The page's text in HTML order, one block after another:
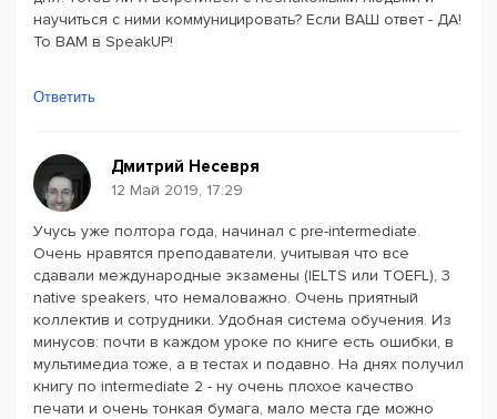
научиться с ними коммуницировать? Если ВАШ ответ - ДА!
То ВАМ в SpeakUP!
Ответить
Дмитрий Несевря
12 Май 2019, 17:29
Учусь уже полтора года, начинал с pre-intermediate.
Очень нравятся преподаватели, учитывая что все
сдавали международные экзамены (IELTS или TOEFL), 3
native speakers, что немаловажно. Очень приятный
коллектив и сотрудники. Удобная система обучения. Из
минусов: почти в каждом уроке по книге есть ошибки, в
мультимедиа тоже, а в тестах и подавно. На днях получил
книгу по intermediate 2 - ну очень плохое качество
печати и очень тонкая бумага, мало места где можно